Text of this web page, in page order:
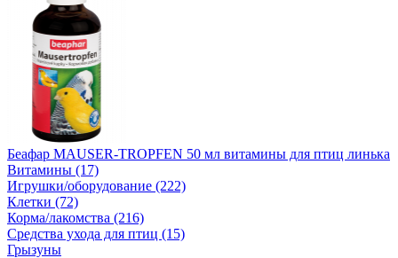
Беафар MAUSER-TROPFEN 50 мл витамины для птиц линька
Витамины (17)
Игрушки/оборудование (222)
Клетки (72)
Корма/лакомства (216)
Средства ухода для птиц (15)
Грызуны